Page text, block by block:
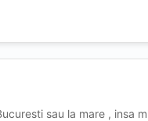
sau la mare , insa